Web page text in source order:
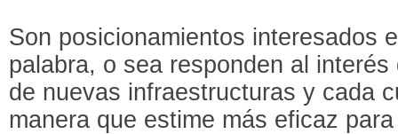
Son posicionamientos interesados
palabra, o sea responden al
de nuevas infraestructuras y cada
manera que estime más eficaz